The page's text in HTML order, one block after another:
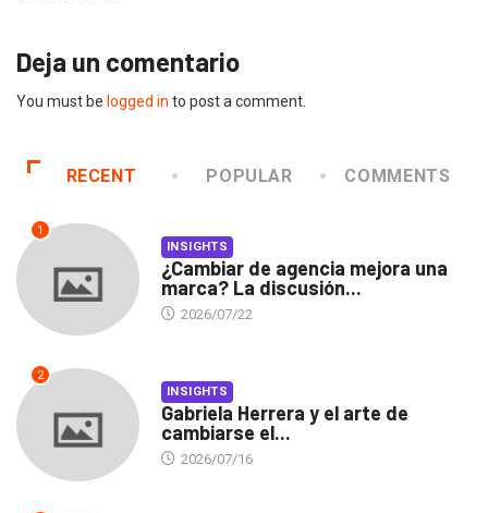
Deja un comentario
You must be logged in to post a comment.
RECENT POPULAR COMMENTS
1
INSIGHTS
¿Cambiar de agencia mejora una
marca? La discusión...
2026/07/22
2
INSIGHTS
Gabriela Herrera y el arte de
cambiarse el...
2026/07/16